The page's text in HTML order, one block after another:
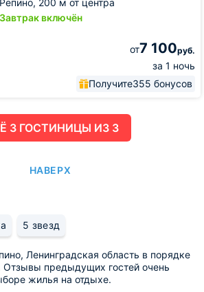
Репино, 200 м от центра
Завтрак включён
от7 100руб.
за 1 ночь
Получите355 бонусов
ЕЩË 3 ГОСТИНИЦЫ ИЗ 3
НАВЕРХ
5 звезд
Ленинградская область в порядке
Отзывы предыдущих гостей очень
жилья на отдыхе.